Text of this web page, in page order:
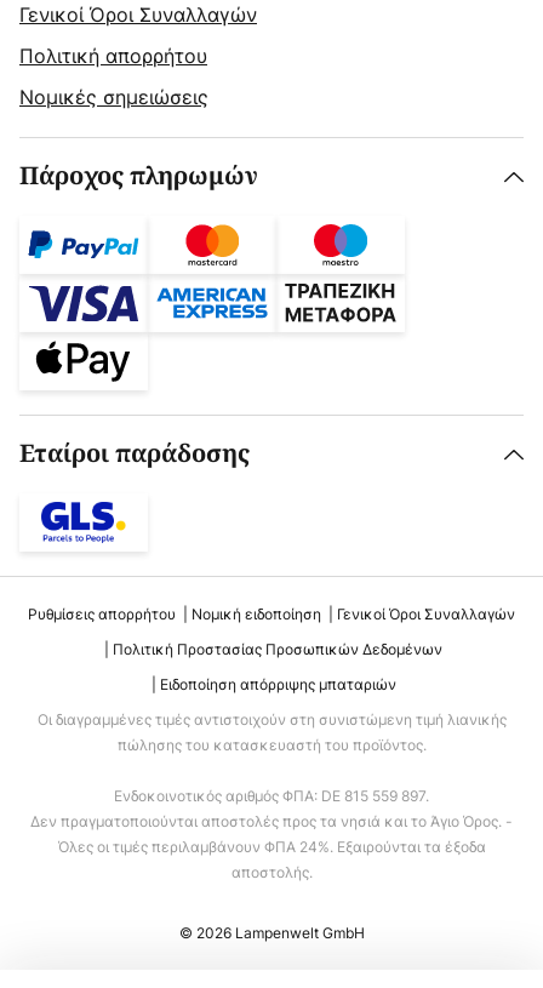
Γενικοί Όροι Συναλλαγών
Πολιτική απορρήτου
Νομικές σημειώσεις
Πάροχος πληρωμών
Εταίροι παράδοσης
Ρυθμίσεις απορρήτου Νομική ειδοποίηση
Γενικοί Όροι Συναλλαγών
Πολιτική Προστασίας Προσωπικών Δεδομένων
Ειδοποίηση απόρριψης μπαταριών
Οι διαγραμμένες τιμές αντιστοιχούν στη συνιστώμενη τιμή λιανικής
πώλησης του κατασκευαστή του προϊόντος.
Ενδοκοινοτικός αριθμός ΦΠΑ: DE 815 559 897.
Δεν πραγματοποιούνται αποστολές προς τα νησιά και το Άγιο Όρος. -
Όλες οι τιμές περιλαμβάνουν ΦΠΑ 24%. Εξαιρούνται τα έξοδα
αποστολής.
© 2026 Lampenwelt GmbH